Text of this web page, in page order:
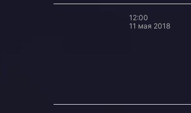
12:00
11 мая 2018